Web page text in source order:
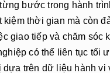
bước trong hành
kiệm thời gian mà còn
giao tiếp và chăm sóc
có thể liên tục tối
trên dữ liệu hành vi